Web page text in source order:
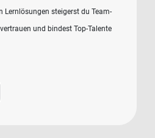
Lernlösungen steigerst du Team-
und bindest Top-Talente